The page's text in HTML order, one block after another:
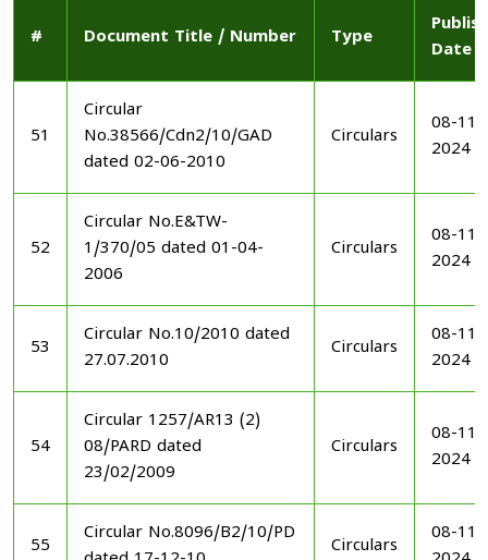
# Document Title / Number Type
Date
51
Circular
No.38566/Cdn2/10/GAD
dated 02-06-2010
Circulars
08-11-
2024
52
Circular No.E&TW-
1/370/05 dated 01-04-
2006
Circulars
08-11-
2024
53
Circular No.10/2010 dated
27.07.2010
Circulars
08-11-
2024
54
Circular 1257/AR13 (2)
08/PARD dated
23/02/2009
Circulars
08-11-
2024
55
Circular No.8096/B2/10/PD
Circulars
08-11-